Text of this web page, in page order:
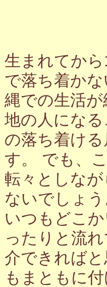
生まれてか
で落ち着か
縄での生活
地の人にな
の落ち着け
す。 でも、
転々としな
ないでしょ
いつもどこ
ったりと流
介できれば
もまともに